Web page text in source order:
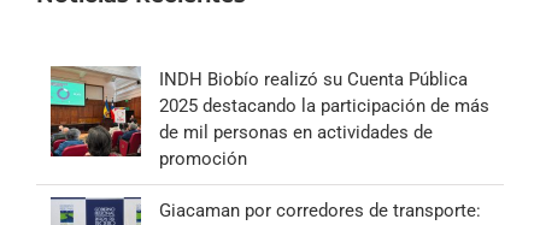
INDH Biobío realizó su Cuenta Pública
2025 destacando la participación de más
de mil personas en actividades de
promoción
Giacaman por corredores de transporte: